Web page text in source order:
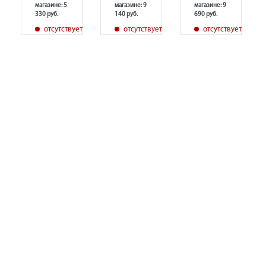
магазине: 5
330 руб.
отсутствует
магазине: 9
140 руб.
отсутствует
магазине: 9
690 руб.
отсутствует